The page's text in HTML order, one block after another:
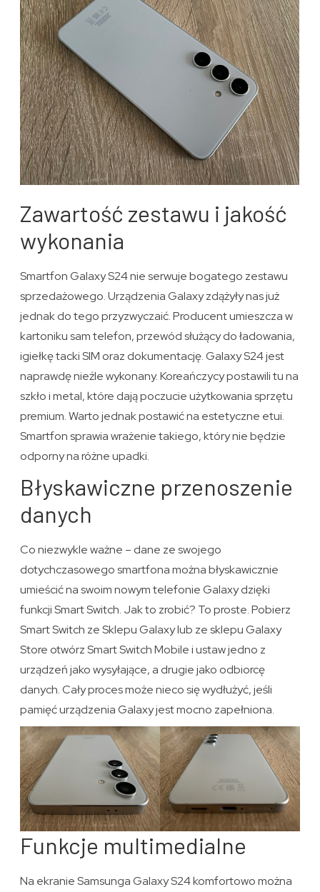
Zawartość zestawu i jakość
wykonania
Smartfon Galaxy S24 nie serwuje bogatego zestawu
sprzedażowego. Urządzenia Galaxy zdążyły nas już
jednak do tego przyzwyczaić. Producent umieszcza w
kartoniku sam telefon, przewód służący do ładowania,
igiełkę tacki SIM oraz dokumentację. Galaxy S24 jest
naprawdę nieźle wykonany. Koreańczycy postawili tu na
szkło i metal, które dają poczucie użytkowania sprzętu
premium. Warto jednak postawić na estetyczne etui.
Smartfon sprawia wrażenie takiego, który nie będzie
odporny na różne upadki.
Błyskawiczne przenoszenie
danych
Co niezwykle ważne – dane ze swojego
dotychczasowego smartfona można błyskawicznie
umieścić na swoim nowym telefonie Galaxy dzięki
funkcji Smart Switch. Jak to zrobić? To proste. Pobierz
Smart Switch ze Sklepu Galaxy lub ze sklepu Galaxy
Store otwórz Smart Switch Mobile i ustaw jedno z
urządzeń jako wysyłające, a drugie jako odbiorcę
danych. Cały proces może nieco się wydłużyć, jeśli
pamięć urządzenia Galaxy jest mocno zapełniona.
Funkcje multimedialne
Na ekranie Samsunga Galaxy S24 komfortowo można